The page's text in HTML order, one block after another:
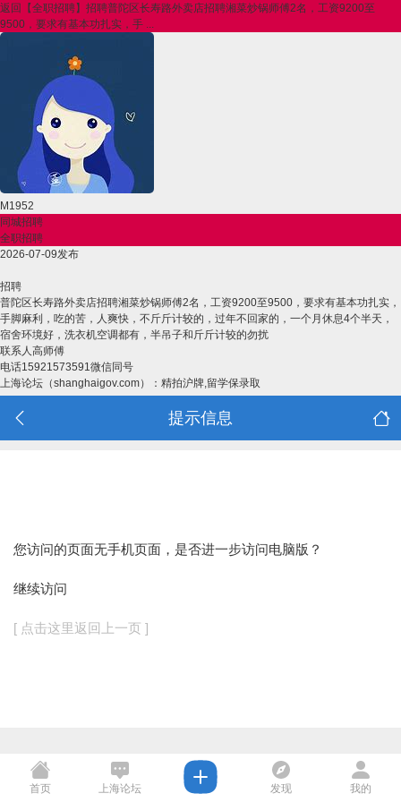
返回
【全职招聘】招聘普陀区长寿路外卖店招聘湘菜炒锅师傅2名，工资9200至
9500，要求有基本功扎实，手 ...
M1952
同城招聘
全职招聘
2026-07-09发布
招聘
普陀区长寿路外卖店招聘湘菜炒锅师傅2名，工资9200至9500，要求有基本功扎实，
手脚麻利，吃的苦，人爽快，不斤斤计较的，过年不回家的，一个月休息4个半天，
宿舍环境好，洗衣机空调都有，半吊子和斤斤计较的勿扰
联系人高师傅
电话15921573591微信同号
上海论坛（shanghaigov.com）：精拍沪牌,留学保录取
提示信息
您访问的页面无手机页面，是否进一步访问电脑版？
继续访问
[ 点击这里返回上一页 ]
首页 上海论坛 发现 我的